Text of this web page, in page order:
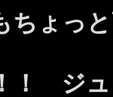
ちょっ
！ ジ